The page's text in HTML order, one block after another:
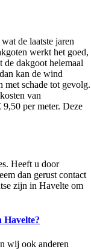
de laatste jaren
werkt het goed,
dakgoot helemaal
kan de wind
met schade tot gevolg.
van
per meter. Deze
Heeft u door
dan gerust contact
zijn in Havelte om
Havelte?
wij ook anderen